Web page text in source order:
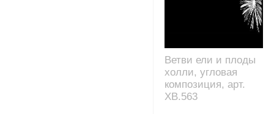
Ветви ели и плоды
холли, угловая
композиция, арт.
XB.563